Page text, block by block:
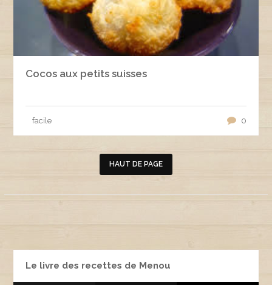
Cocos aux petits suisses
facile 0
HAUT DE PAGE
Le livre des recettes de Menou